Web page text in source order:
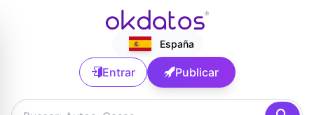
España
Entrar Publicar